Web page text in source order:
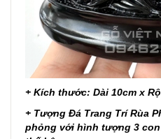
+ Kích thước: Dài 10cm x
+ Tượng Đá Trang Trí Rùa
phỏng với hình tượng 3